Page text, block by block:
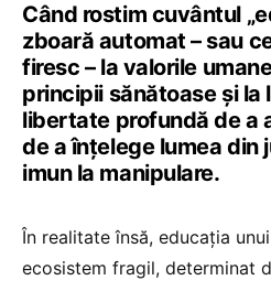
Când rostim cuvântul
zboară automat – sau
firesc – la valorile
principii sănătoase și la
libertate profundă de a
de a înțelege lumea din
imun la manipulare.
În realitate însă, educația
ecosistem fragil, determinat